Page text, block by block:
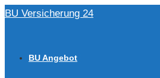
Zum
BU Versicherung 24
BU Angebot